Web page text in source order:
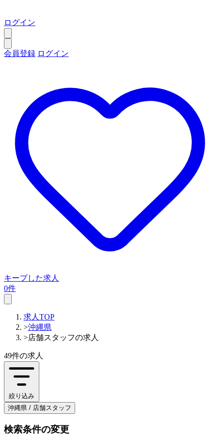
ログイン
会員登録 ログイン
キープした求人
0件
求人TOP
>沖縄県
>店舗スタッフの求人
49件の求人
絞り込み
沖縄県 / 店舗スタッフ
検索条件の変更